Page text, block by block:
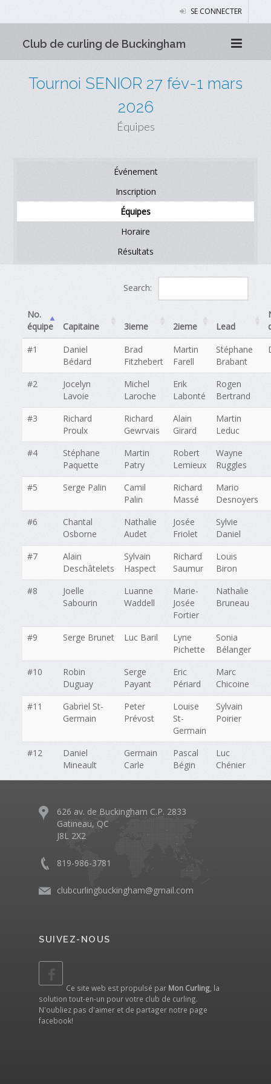
SE CONNECTER
Club de curling de Buckingham
Tournoi SENIOR 27 fév-1 mars
2026
Équipes
Événement
Inscription
Équipes
Horaire
Résultats
Search:
No.
équipe
Capitaine 3ieme 2ieme Lead
#1
Daniel
Bédard
Brad
Fitzhebert
Martin
Farell
Stéphane
Brabant
#2
Jocelyn
Lavoie
Michel
Laroche
Erik
Labonté
Rogen
Bertrand
#3
Richard
Proulx
Richard
Gewrvais
Alain
Girard
Martin
Leduc
#4
Stéphane
Paquette
Martin
Patry
Robert
Lemieux
Wayne
Ruggles
#5
Serge Palin
Camil
Palin
Richard
Massé
Mario
Desnoyers
#6
Chantal
Osborne
Nathalie
Audet
Josée
Friolet
Sylvie
Daniel
#7
Alain
Deschâtelets
Sylvain
Haspect
Richard
Saumur
Louis
Biron
#8
Joelle
Sabourin
Luanne
Waddell
Marie-
Josée
Fortier
Nathalie
Bruneau
#9 Serge Brunet Luc Baril
Lyne
Pichette
Sonia
Bélanger
#10
Robin
Duguay
Serge
Payant
Eric
Périard
Marc
Chicoine
#11
Gabriel St-
Germain
Peter
Prévost
Louise
St-
Germain
Sylvain
Poirier
#12
Daniel
Mineault
Germain
Carle
Pascal
Bégin
Luc
Chénier
626 av. de Buckingham C.P. 2833
Gatineau, QC
J8L 2X2
819-986-3781
clubcurlingbuckingham@gmail.com
SUIVEZ-NOUS
Ce site web est propulsé par Mon Curling , la
solution tout-en-un pour votre club de curling.
N'oubliez pas d'aimer et de partager notre page
facebook!